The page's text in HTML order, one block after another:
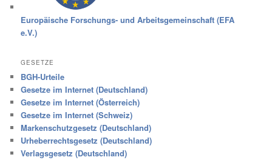
Europäische Forschungs- und Arbeitsgemeinschaft (EFA
e.V.)
GESETZE
BGH-Urteile
Gesetze im Internet (Deutschland)
Gesetze im Internet (Österreich)
Gesetze im Internet (Schweiz)
Markenschutzgesetz (Deutschland)
Urheberrechtsgesetz (Deutschland)
Verlagsgesetz (Deutschland)